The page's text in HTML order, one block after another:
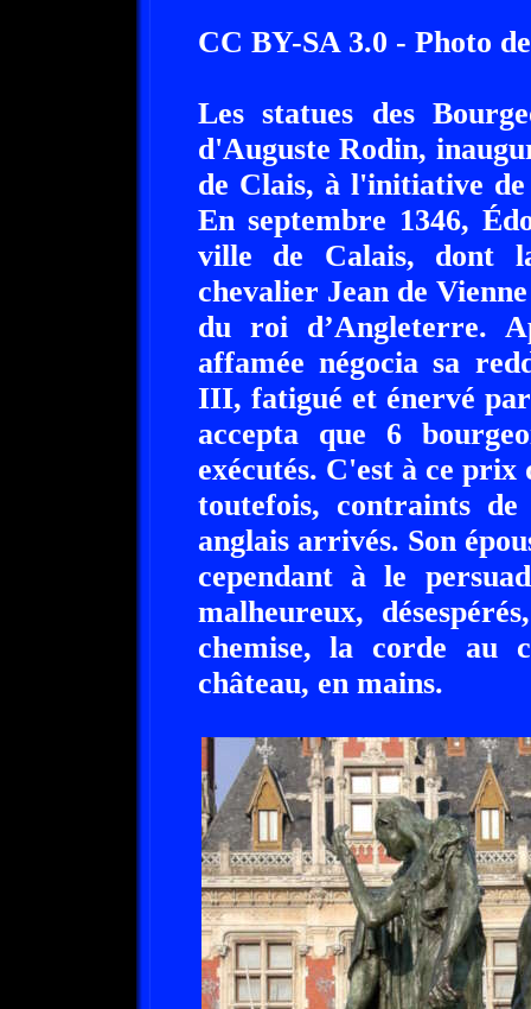
CC BY-SA 3.0 - Photo
Les statues des
d'Auguste Rodin,
de Clais, à l'initiative
En septembre 1346,
ville de Calais, dont
chevalier Jean de
du roi d’Angleterre.
affamée négocia sa
III, fatigué et énervé
accepta que 6
exécutés. C'est à ce
toutefois, contraints
anglais arrivés. Son
cependant à le
malheureux,
chemise, la corde au
château, en mains.